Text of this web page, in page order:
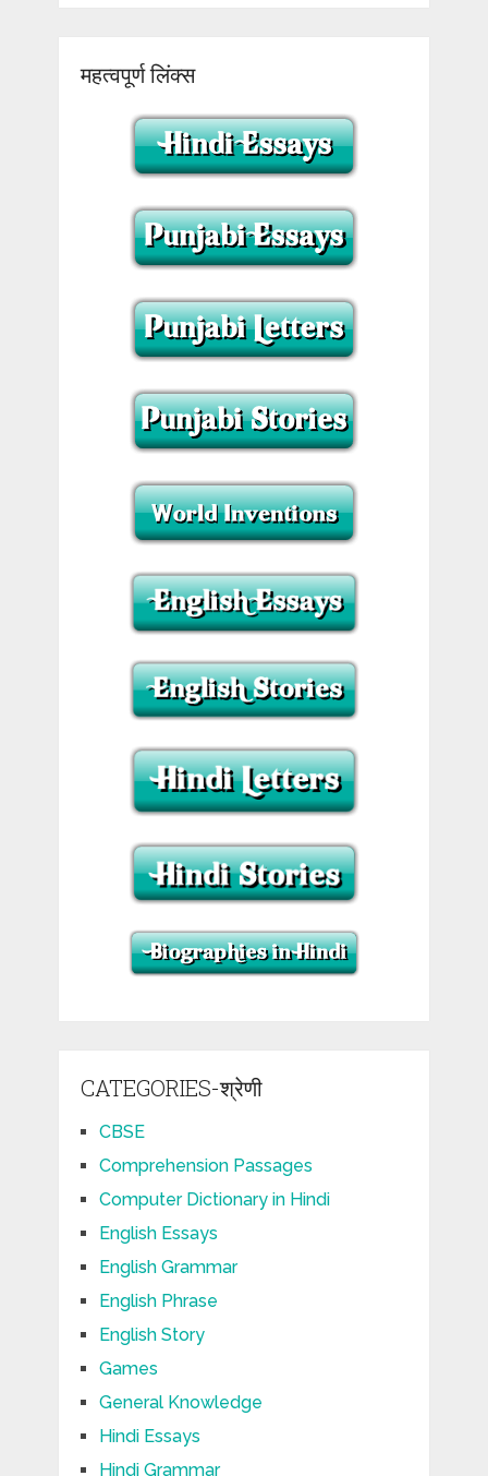
महत्वपूर्ण लिंक्स
CATEGORIES-श्रेणी
CBSE
Comprehension Passages
Computer Dictionary in Hindi
English Essays
English Grammar
English Phrase
English Story
Games
General Knowledge
Hindi Essays
Hindi Grammar